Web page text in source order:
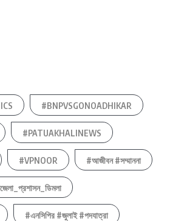
#BNPVSGONOADHIKAR
#PATUAKHALINEWS
#VPNOOR #আজীবন #সম্মাননা
#এনসিপির #জুলাই #পদযাত্রা